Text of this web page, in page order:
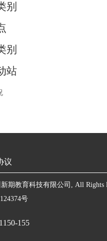
别
别
站
议
期教育科技有限公司, All Rights
号
155